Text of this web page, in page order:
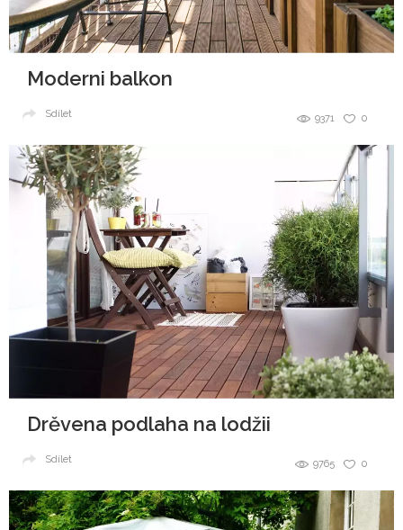
Moderni balkon
0
9371
Sdílet
Drěvena podlaha na lodžii
0
9765
Sdílet